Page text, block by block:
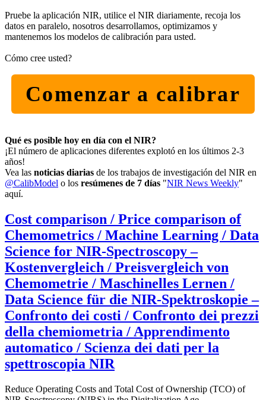
Pruebe la aplicación NIR, utilice el NIR diariamente, recoja los
datos en paralelo, nosotros desarrollamos, optimizamos y
mantenemos los modelos de calibración para usted.
Cómo cree usted?
Comenzar a calibrar
Qué es posible hoy en día con el NIR?
¡El número de aplicaciones diferentes explotó en los últimos 2-3
años!
Vea las noticias diarias de los trabajos de investigación del NIR en
@CalibModel o los resúmenes de 7 días "NIR News Weekly"
aquí.
Cost comparison / Price comparison of
Chemometrics / Machine Learning / Data
Science for NIR-Spectroscopy –
Kostenvergleich / Preisvergleich von
Chemometrie / Maschinelles Lernen /
Data Science für die NIR-Spektroskopie –
Confronto dei costi / Confronto dei prezzi
della chemiometria / Apprendimento
automatico / Scienza dei dati per la
spettroscopia NIR
Reduce Operating Costs and Total Cost of Ownership (TCO) of